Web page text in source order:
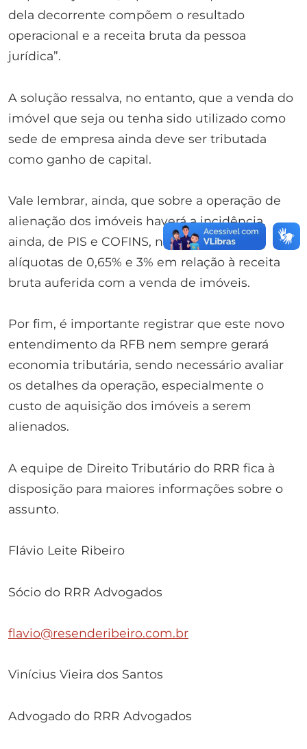
dela decorrente compõem o resultado
operacional e a receita bruta da pessoa
jurídica”.
A solução ressalva, no entanto, que a venda do
imóvel que seja ou tenha sido utilizado como
sede de empresa ainda deve ser tributada
como ganho de capital.
Vale lembrar, ainda, que sobre a operação de
alienação dos imóveis haverá a incidência,
ainda, de PIS e COFINS, nas respectivas
alíquotas de 0,65% e 3% em relação à receita
bruta auferida com a venda de imóveis.
Por fim, é importante registrar que este novo
entendimento da RFB nem sempre gerará
economia tributária, sendo necessário avaliar
os detalhes da operação, especialmente o
custo de aquisição dos imóveis a serem
alienados.
A equipe de Direito Tributário do RRR fica à
disposição para maiores informações sobre o
assunto.
Flávio Leite Ribeiro
Sócio do RRR Advogados
flavio@resenderibeiro.com.br
Vinícius Vieira dos Santos
Advogado do RRR Advogados